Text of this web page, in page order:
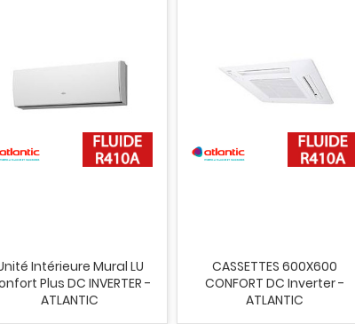
Intérieure Mural LU
Plus DC INVERTER -
ATLANTIC
CASSETTES 600X600
CONFORT DC Inverter -
ATLANTIC